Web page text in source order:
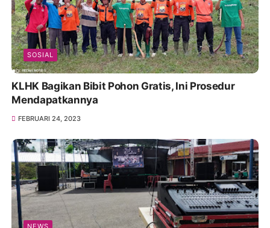
SOSIAL
KLHK Bagikan Bibit Pohon Gratis, Ini Prosedur
Mendapatkannya
FEBRUARI 24, 2023
NEWS